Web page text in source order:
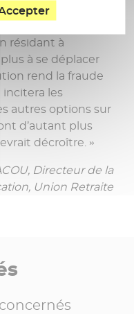
une démarche
résidant à
plus à se déplacer
rend la fraude
les
autres options sur
d’autant plus
décroître. »
Directeur de la
Union Retraite
concernés